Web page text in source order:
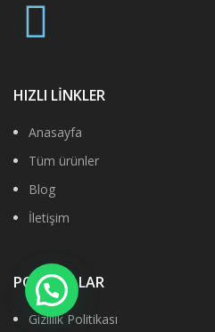
HIZLI LİNKLER
Anasayfa
Tüm ürünler
Blog
İletişim
POLİTİKALAR
Gizlilik Politikası